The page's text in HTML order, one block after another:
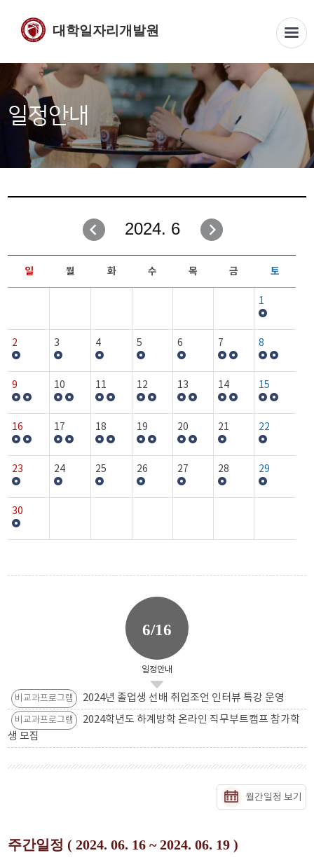
대학일자리개발원
일정안내
2024. 6
일 월 화 수 목 금 토
1
2 3 4 5 6 7 8
9 10 11 12 13 14 15
16 17 18 19 20 21 22
23 24 25 26 27 28 29
30
6/16
일정안내
비교과프로그램 2024년 졸업생 선배 취업조언 인터뷰 특강 운영
비교과프로그램
2024학년도 하계방학 온라인 직무부트캠프 참가학
생 모집
월간일정 보기
주간일정 ( 2024. 06. 16 ~ 2024. 06. 19 )